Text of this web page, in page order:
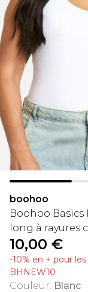
boohoo
Boohoo Basics
long à rayures
10,00 €
-10% en + pour
BHNEW10
Couleur: Blanc